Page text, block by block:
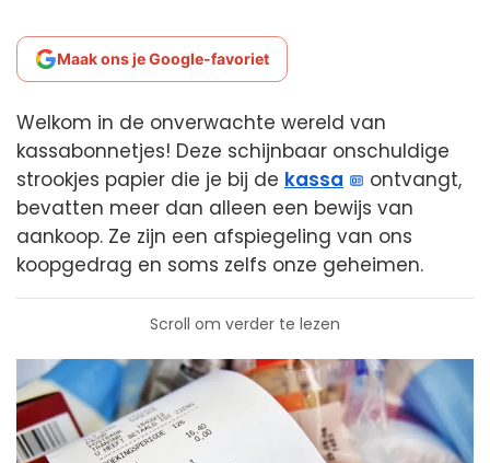
Maak ons je Google-favoriet
Welkom in de onverwachte wereld van
kassabonnetjes! Deze schijnbaar onschuldige
strookjes papier die je bij de kassa
ontvangt,
bevatten meer dan alleen een bewijs van
aankoop. Ze zijn een afspiegeling van ons
koopgedrag en soms zelfs onze geheimen.
Scroll om verder te lezen